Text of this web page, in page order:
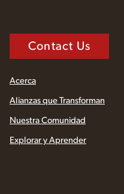
Contact Us
Acerca
Alianzas que Transforman
Nuestra Comunidad
Explorar y Aprender